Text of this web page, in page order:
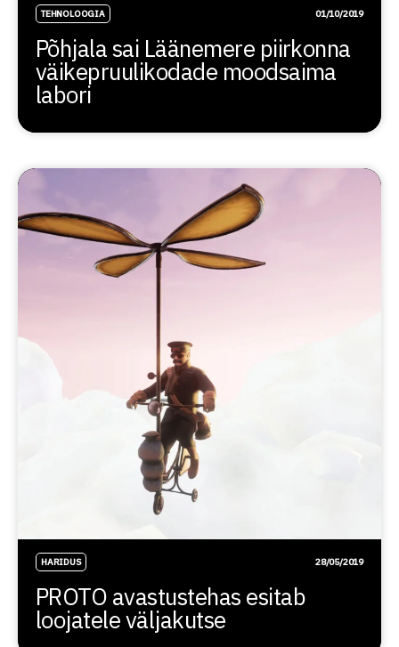
TEHNOLOOGIA 01/10/2019
Põhjala sai Läänemere piirkonna
väikepruulikodade moodsaima
labori
HARIDUS 28/05/2019
PROTO avastustehas esitab
loojatele väljakutse